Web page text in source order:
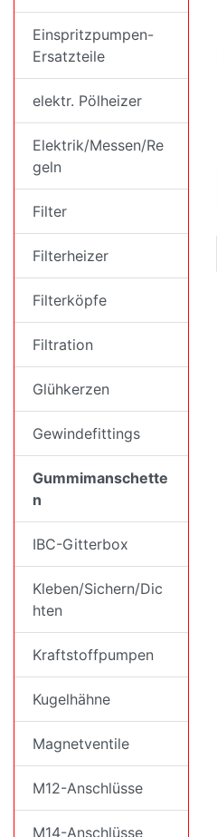
Einspritzpumpen-
Ersatzteile
elektr. Pölheizer
Elektrik/Messen/Re
geln
Filter
Filterheizer
Filterköpfe
Filtration
Glühkerzen
Gewindefittings
Gummimanschette
n
IBC-Gitterbox
Kleben/Sichern/Dic
hten
Kraftstoffpumpen
Kugelhähne
Magnetventile
M12-Anschlüsse
M14-Anschlüsse